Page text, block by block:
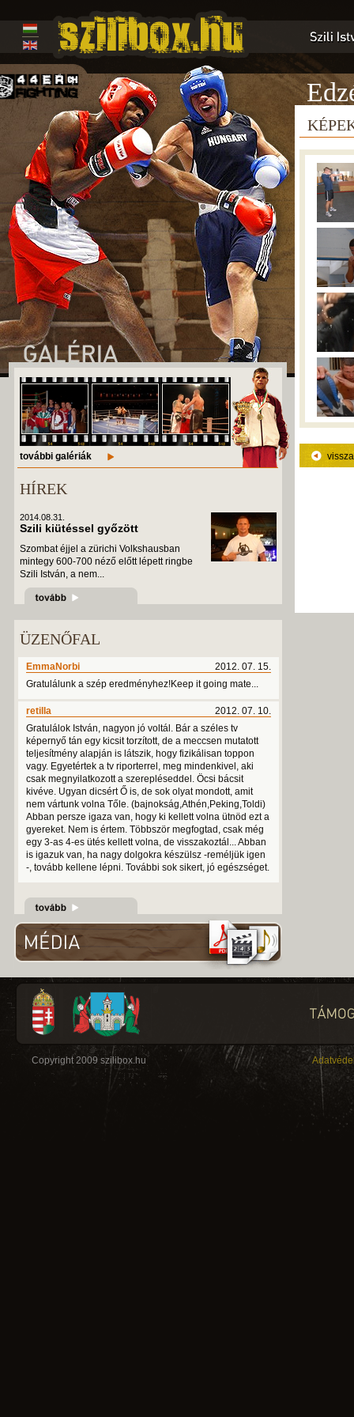
további galériák
HÍREK
2014.08.31.
Szili kiütéssel győzött
Szombat éjjel a zürichi Volkshausban
mintegy 600-700 néző előtt lépett ringbe
Szili István, a nem...
ÜZENŐFAL
2012. 07. 15.
EmmaNorbi
Gratulálunk a szép eredményhez!Keep it going mate...
2012. 07. 10.
retilla
Gratulálok István, nagyon jó voltál. Bár a széles tv
képernyő tán egy kicsit torzított, de a meccsen mutatott
teljesítmény alapján is látszik, hogy fizikálisan toppon
vagy. Egyetértek a tv riporterrel, meg mindenkivel, aki
csak megnyilatkozott a szerepléseddel. Öcsi bácsit
kivéve. Ugyan dicsért Ő is, de sok olyat mondott, amit
nem vártunk volna Tőle. (bajnokság,Athén,Peking,Toldi)
Abban persze igaza van, hogy ki kellett volna ütnöd ezt a
gyereket. Nem is értem. Többször megfogtad, csak még
egy 3-as 4-es ütés kellett volna, de visszakoztál... Abban
is igazuk van, ha nagy dolgokra készülsz -reméljük igen
-, tovább kellene lépni. További sok sikert, jó egészséget.
vissza
Copyright 2009 szilibox.hu